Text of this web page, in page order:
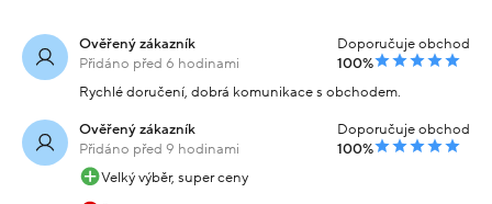
Ověřený zákazník
Přidáno před 6 hodinami
Doporučuje obchod
100%
Rychlé doručení, dobrá komunikace s obchodem.
Ověřený zákazník
Přidáno před 9 hodinami
Doporučuje obchod
100%
Velký výběr, super ceny